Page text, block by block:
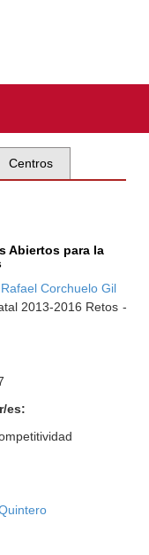
Centros
Abiertos para la
Rafael Corchuelo Gil
2013-2016 Retos -
es: